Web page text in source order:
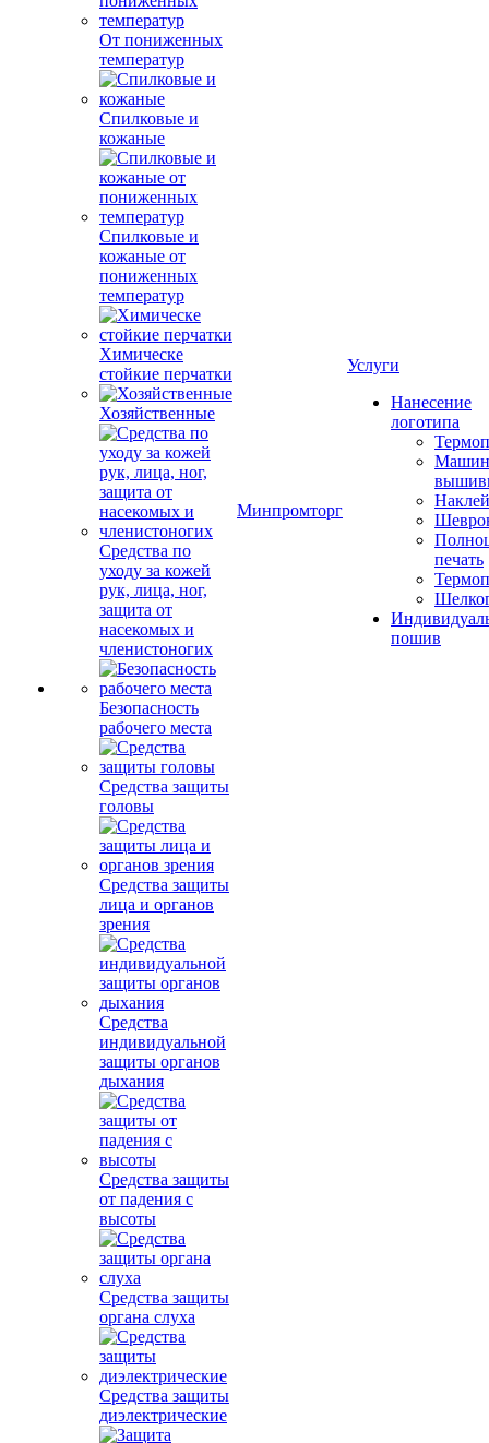
От пониженных
температур
Спилковые и
кожаные
Спилковые и
кожаные от
пониженных
температур
Химическе
стойкие перчатки
Хозяйственные
Средства по
уходу за кожей
рук, лица, ног,
защита от
насекомых и
членистоногих
Безопасность
рабочего места
Средства защиты
головы
Средства защиты
лица и органов
зрения
Средства
индивидуальной
защиты органов
дыхания
Средства защиты
от падения с
высоты
Средства защиты
органа слуха
Средства защиты
диэлектрические
Минпромторг
Услуги
Нанесение
логотипа
печать
пошив